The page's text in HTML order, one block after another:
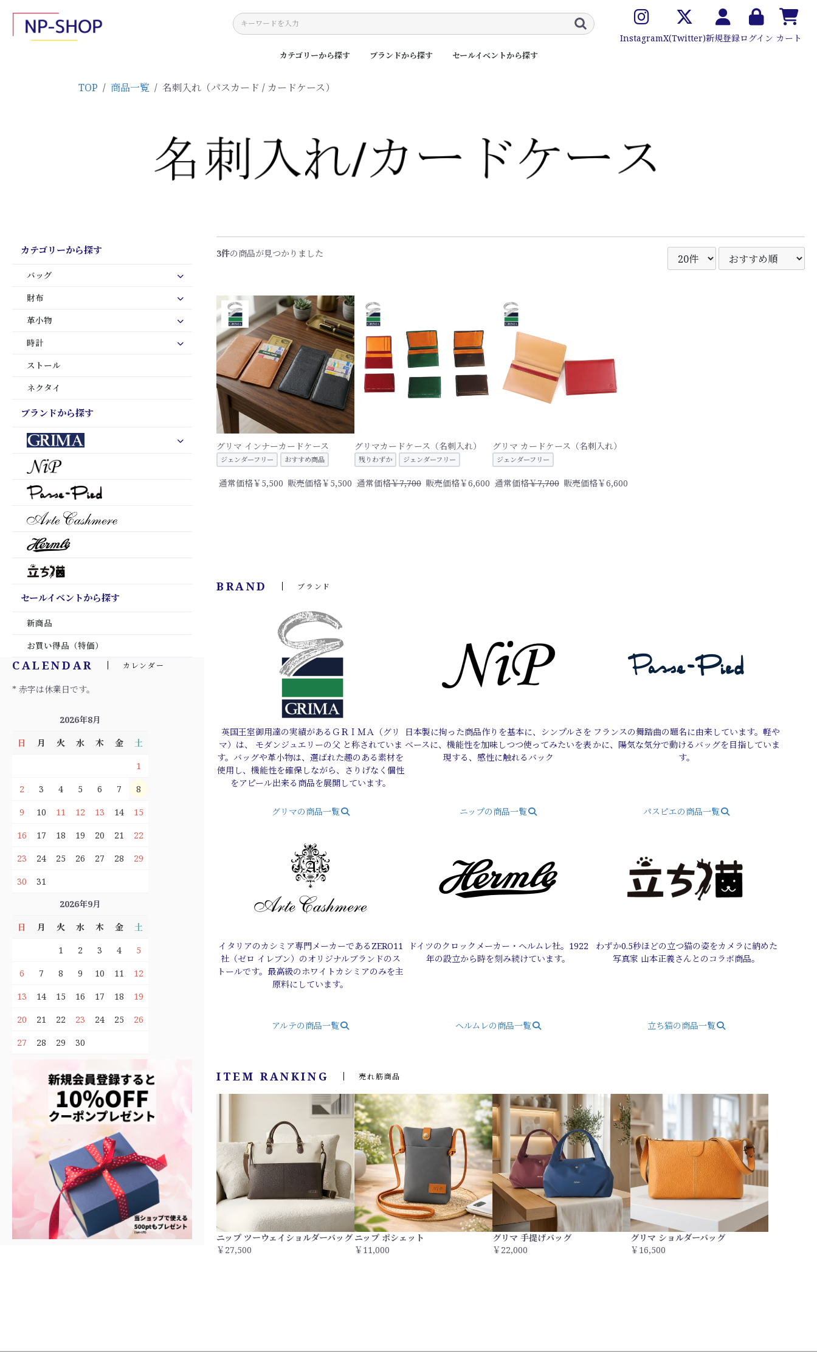
InstagramX(Twitter)新規登録ログイン カート
カテゴリーから探す ブランドから探す セールイベントから探す
TOP / 商品一覧 / 名刺入れ（パスカード / カードケース）
カテゴリーから探す
バッグ
財布
革小物
時計
ストール
ネクタイ
ブランドから探す
セールイベントから探す
新商品
お買い得品（特価）
CALENDAR カレンダー
* 赤字は休業日です。
2026年8月
日
月 火 水 木 金
土
1
2
3 4 5 6 7
8
9
10 11 12 13 14
15
16
17 18 19 20 21
22
23
24 25 26 27 28
29
30
31
2026年9月
日
月 火 水 木 金
土
1
2 3 4
5
6
7 8 9 10 11
12
13
14 15 16 17 18
19
20
21 22 23 24 25
26
27
28 29 30
3件の商品が見つかりました
グリマ インナーカードケース
ジェンダーフリー おすすめ商品
通常価格￥5,500 販売価格￥5,500
グリマカードケース（名刺入れ）
残りわずか ジェンダーフリー
通常価格￥7,700 販売価格￥6,600
グリマ カードケース（名刺入れ）
ジェンダーフリー
通常価格￥7,700 販売価格￥6,600
BRAND ブランド
英国王室御用達の実績があるＧＲＩＭＡ（グリ
マ）は、 モダンジュエリーの父 と称されていま
す。バッグや革小物は、選ばれた趣のある素材を
使用し、機能性を確保しながら、さりげなく個性
をアピール出来る商品を展開しています。
グリマの商品一覧
日本製に拘った商品作りを基本に、シンプルさを
ベースに、機能性を加味しつつ使ってみたいを表
現する、感性に触れるバック
ニップの商品一覧
フランスの舞踏曲の題名に由来しています。軽や
かに、陽気な気分で動けるバッグを目指していま
す。
パスピエの商品一覧
イタリアのカシミア専門メーカーであるZERO11
社（ゼロ イレブン）のオリジナルブランドのス
トールです。最高級のホワイトカシミアのみを主
原料にしています。
アルテの商品一覧
ドイツのクロックメーカー・ヘルムレ社。1922
年の設立から時を刻み続けています。
ヘルムレの商品一覧
わずか0.5秒ほどの立つ猫の姿をカメラに納めた
写真家 山本正義さんとのコラボ商品。
立ち猫の商品一覧
ITEM RANKING 売れ筋商品
ニップ ツーウェイショルダーバッグ
￥27,500
ニップ ポシェット
￥11,000
グリマ 手提げバッグ
￥22,000
グリマ ショルダーバッグ
￥16,500